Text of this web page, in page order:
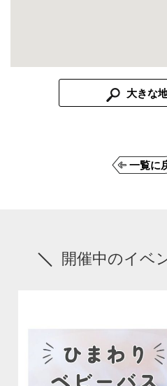
大きな
一覧に
開催中のイベ